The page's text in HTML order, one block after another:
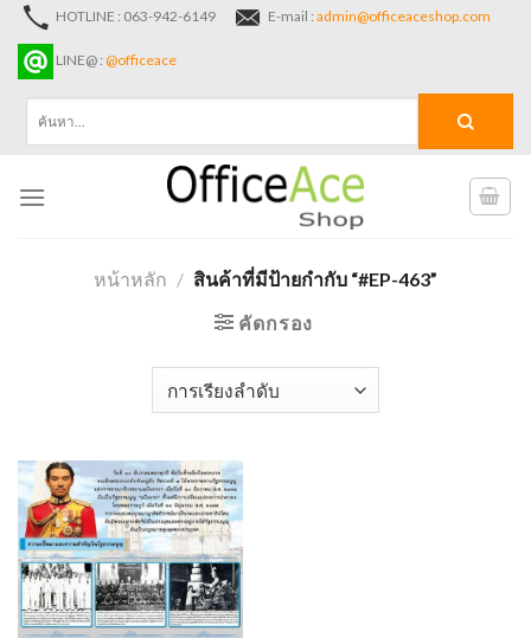
Skip
content
HOTLINE : 063-942-6149 E-mail : admin@officeaceshop.com
LINE@ : @officeace
หน้าหลัก / สินค้าที่มีป้ายกำกับ “#EP-463”
คัดกรอง